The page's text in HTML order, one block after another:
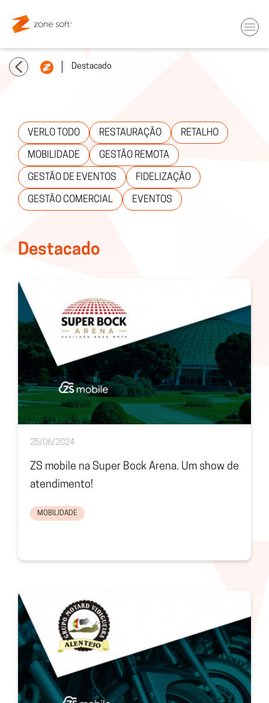
Destacado
VERLO TODO RESTAURAÇÃO RETALHO
MOBILIDADE GESTÃO REMOTA
GESTÃO DE EVENTOS FIDELIZAÇÃO
GESTÃO COMERCIAL EVENTOS
Destacado
25/06/2024
ZS mobile na Super Bock Arena. Um show de
atendimento!
MOBILIDADE